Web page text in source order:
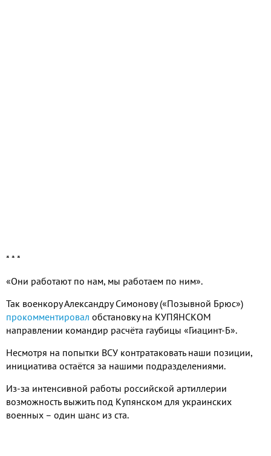
* * *
«Они работают по нам, мы работаем по ним».
Так военкору Александру Симонову («Позывной Брюс»)
прокомментировал обстановку на КУПЯНСКОМ
направлении командир расчёта гаубицы «Гиацинт-Б».
Несмотря на попытки ВСУ контратаковать наши позиции,
инициатива остаётся за нашими подразделениями.
Из-за интенсивной работы российской артиллерии
возможность выжить под Купянском для украинских
военных – один шанс из ста.